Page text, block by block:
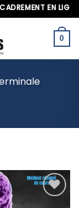
EN LIGNE
0